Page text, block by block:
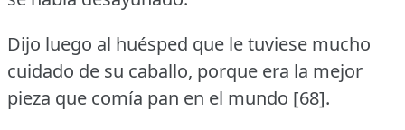
Dijo luego al huésped que le tuviese mucho
cuidado de su caballo, porque era la mejor
pieza que comía pan en el mundo [68].